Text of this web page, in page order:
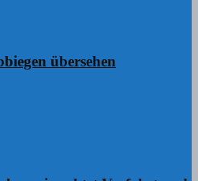
übersehen